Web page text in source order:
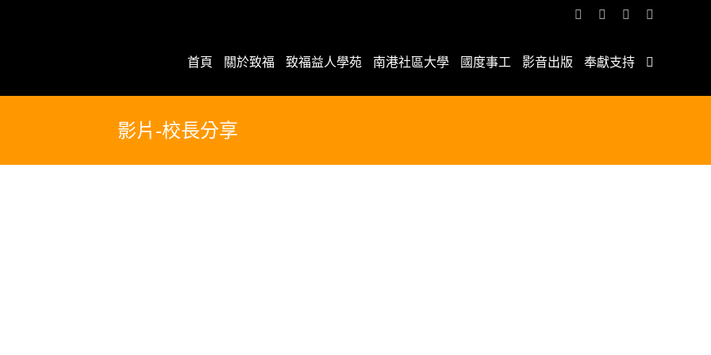
FacebookYouTube
Email:
首頁 關於致福 致福益人學苑 南港社區大學 國度事工 影音出版 奉獻支持
影片-校長分享